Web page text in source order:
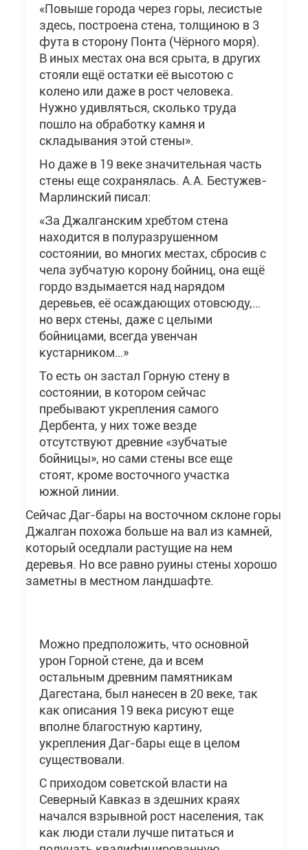
«Повыше города через горы, лесистые
здесь, построена стена, толщиною в 3
фута в сторону Понта (Чёрного моря).
В иных местах она вся срыта, в других
стояли ещё остатки её высотою с
колено или даже в рост человека.
Нужно удивляться, сколько труда
пошло на обработку камня и
складывания этой стены».
Но даже в 19 веке значительная часть
стены еще сохранялась. А.А. Бестужев-
Марлинский писал:
«За Джалганским хребтом стена
находится в полуразрушенном
состоянии, во многих местах, сбросив с
чела зубчатую корону бойниц, она ещё
гордо вздымается над нарядом
деревьев, её осаждающих отовсюду,…
но верх стены, даже с целыми
бойницами, всегда увенчан
кустарником…»
То есть он застал Горную стену в
состоянии, в котором сейчас
пребывают укрепления самого
Дербента, у них тоже везде
отсутствуют древние «зубчатые
бойницы», но сами стены все еще
стоят, кроме восточного участка
южной линии.
Сейчас Даг-бары на восточном склоне горы
Джалган похожа больше на вал из камней,
который оседлали растущие на нем
деревья. Но все равно руины стены хорошо
заметны в местном ландшафте.
Можно предположить, что основной
урон Горной стене, да и всем
остальным древним памятникам
Дагестана, был нанесен в 20 веке, так
как описания 19 века рисуют еще
вполне благостную картину,
укрепления Даг-бары еще в целом
существовали.
С приходом советской власти на
Северный Кавказ в здешних краях
начался взрывной рост населения, так
как люди стали лучше питаться и